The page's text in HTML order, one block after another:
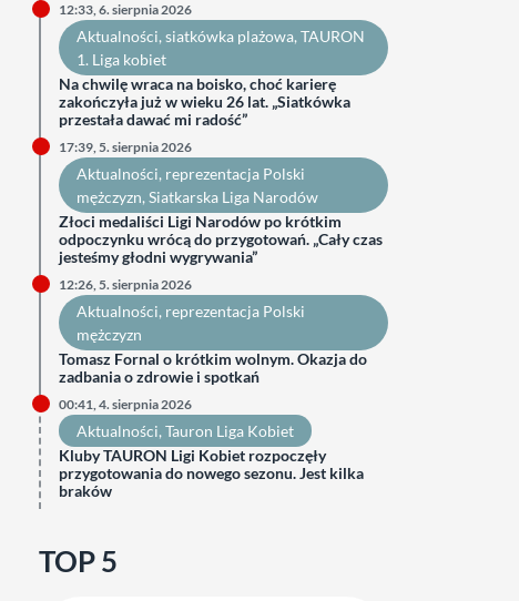
12:33, 6. sierpnia 2026
Aktualności, siatkówka plażowa, TAURON
1. Liga kobiet
Na chwilę wraca na boisko, choć karierę
zakończyła już w wieku 26 lat. „Siatkówka
przestała dawać mi radość”
17:39, 5. sierpnia 2026
Aktualności, reprezentacja Polski
mężczyzn, Siatkarska Liga Narodów
Złoci medaliści Ligi Narodów po krótkim
odpoczynku wrócą do przygotowań. „Cały czas
jesteśmy głodni wygrywania”
12:26, 5. sierpnia 2026
Aktualności, reprezentacja Polski
mężczyzn
Tomasz Fornal o krótkim wolnym. Okazja do
zadbania o zdrowie i spotkań
00:41, 4. sierpnia 2026
Aktualności, Tauron Liga Kobiet
Kluby TAURON Ligi Kobiet rozpoczęły
przygotowania do nowego sezonu. Jest kilka
braków
TOP 5